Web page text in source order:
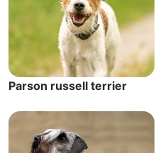
Parson russell terrier